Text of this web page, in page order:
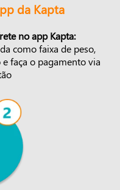
da Kapta
no app Kapta:
como faixa de peso,
faça o pagamento via